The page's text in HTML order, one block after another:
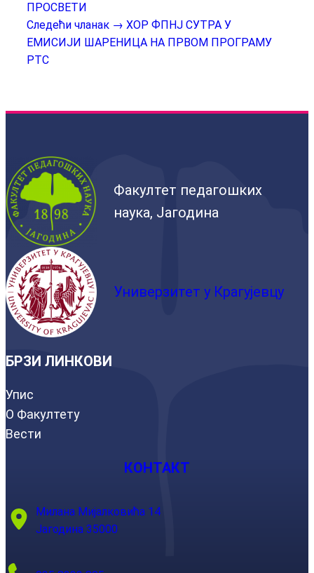
ПРОСВЕТИ
Следећи чланак → ХОР ФПНЈ СУТРА У
ЕМИСИЈИ ШАРЕНИЦА НА ПРВОМ ПРОГРАМУ
РТС
Факултет педагошких
наука, Јагодина
Универзитет у Крагујевцу
БРЗИ ЛИНКОВИ
Упис
О Факултету
Вести
КОНТАКТ
Милана Мијалковића 14
Јагодина 35000